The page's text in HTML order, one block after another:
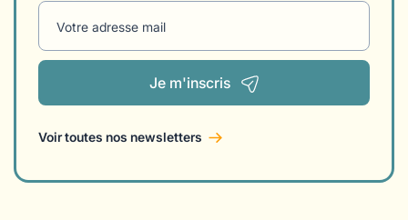
Votre adresse mail
Je m'inscris
Voir toutes nos newsletters